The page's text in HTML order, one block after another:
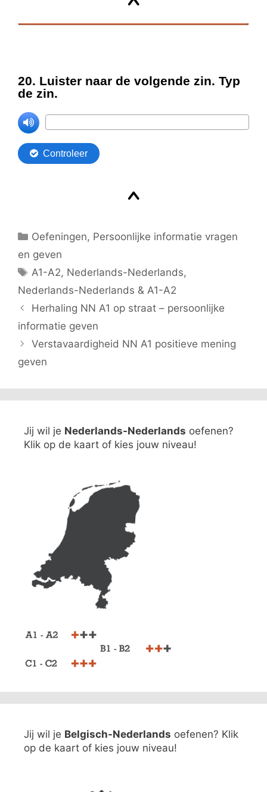
Categorieën
Oefeningen, Persoonlijke informatie vragen
en geven
Tags
A1-A2, Nederlands-Nederlands,
Nederlands-Nederlands & A1-A2
Herhaling NN A1 op straat – persoonlijke
informatie geven
Verstavaardigheid NN A1 positieve mening
geven
Jij wil je Nederlands-Nederlands oefenen?
Klik op de kaart of kies jouw niveau!
Jij wil je Belgisch-Nederlands oefenen? Klik
op de kaart of kies jouw niveau!